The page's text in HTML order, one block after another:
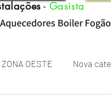
-Gasista
Boiler Fogão
ZONA OESTE Nova